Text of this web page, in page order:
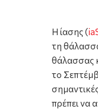
Η ίασης (
τη
θάλασσας
το
πρέπει να